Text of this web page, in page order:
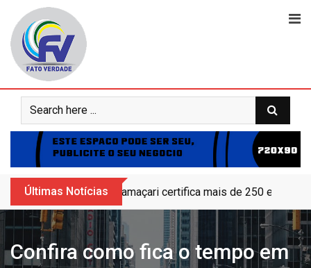
content
Últimas Notícias Camaçari certifica mais de 250
Confira como fica o tempo em